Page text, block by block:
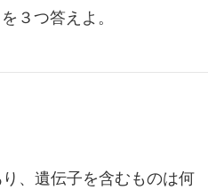
３つ答えよ。
、遺伝子を含むものは何